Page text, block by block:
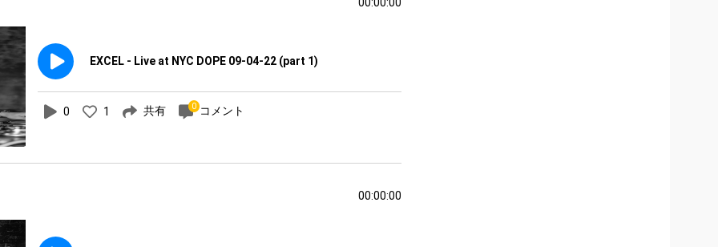
EXCEL - Live at NYC DOPE 09-04-22 (part 1)
0 1 共有 0 コメント
00:00:00